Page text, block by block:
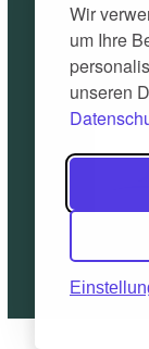
Wir
um Ihre
unseren